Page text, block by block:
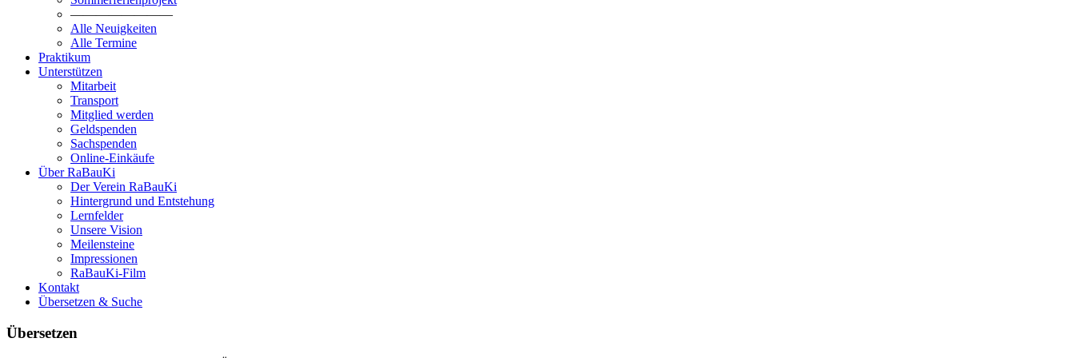
————————
Alle Neuigkeiten
Alle Termine
Praktikum
Unterstützen
Mitarbeit
Transport
Mitglied werden
Geldspenden
Sachspenden
Online-Einkäufe
Über RaBauKi
Der Verein RaBauKi
Hintergrund und Entstehung
Lernfelder
Unsere Vision
Meilensteine
Impressionen
RaBauKi-Film
Kontakt
Übersetzen & Suche
Übersetzen